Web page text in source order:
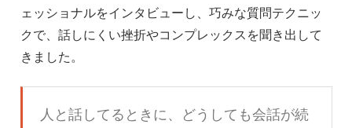
ェッショナルをインタビューし、巧みな質問テクニッ
クで、話しにくい挫折やコンプレックスを聞き出して
きました。
人と話してるときに、どうしても会話が続